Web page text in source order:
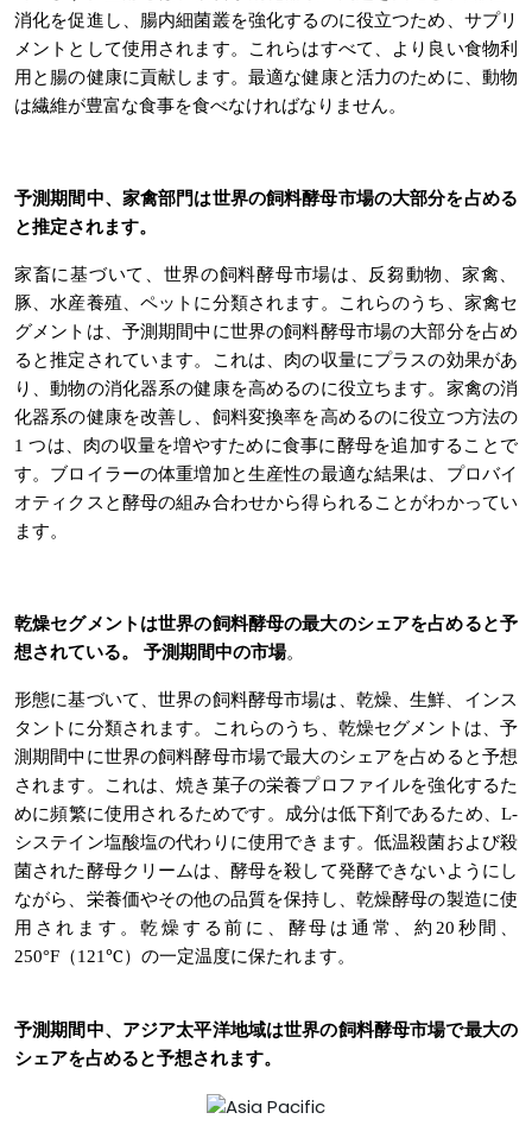
消化を促進し、腸内細菌叢を強化するのに役立つため、サプリ
メントとして使用されます。これらはすべて、より良い食物利
用と腸の健康に貢献します。最適な健康と活力のために、動物
は繊維が豊富な食事を食べなければなりません。
予測期間中、家禽部門は世界の飼料酵母市場の大部分を占める
と推定されます。
家畜に基づいて、世界の飼料酵母市場は、反芻動物、家禽、
豚、水産養殖、ペットに分類されます。これらのうち、家禽セ
グメントは、予測期間中に世界の飼料酵母市場の大部分を占め
ると推定されています。これは、肉の収量にプラスの効果があ
り、動物の消化器系の健康を高めるのに役立ちます。家禽の消
化器系の健康を改善し、飼料変換率を高めるのに役立つ方法の
1 つは、肉の収量を増やすために食事に酵母を追加することで
す。ブロイラーの体重増加と生産性の最適な結果は、プロバイ
オティクスと酵母の組み合わせから得られることがわかってい
ます。
乾燥セグメントは世界の飼料酵母の最大のシェアを占めると予
想されている。
予測期間中の市場。
形態に基づいて、世界の飼料酵母市場は、乾燥、生鮮、インス
タントに分類されます。これらのうち、乾燥セグメントは、予
測期間中に世界の飼料酵母市場で最大のシェアを占めると予想
されます。これは、焼き菓子の栄養プロファイルを強化するた
めに頻繁に使用されるためです。成分は低下剤であるため、L-
システイン塩酸塩の代わりに使用できます。低温殺菌および殺
菌された酵母クリームは、酵母を殺して発酵できないようにし
ながら、栄養価やその他の品質を保持し、乾燥酵母の製造に使
用されます。乾燥する前に、酵母は通常、約20秒間、
250°F（121℃）の一定温度に保たれます。
予測期間中、アジア太平洋地域は世界の飼料酵母市場で最大の
シェアを占めると予想されます。